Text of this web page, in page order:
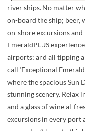
river ships. No matter
on-board the ship; beer,
on-shore excursions
EmeraldPLUS
airports; and all tipping
call ‘Exceptional
where the spacious Sun
stunning scenery. Relax
and a glass of wine al-
excursions in every port